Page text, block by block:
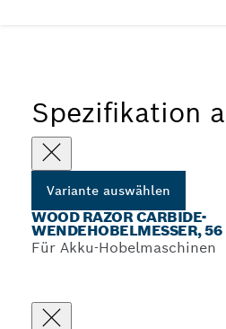
Spezifikation
Variante auswählen
WOOD RAZOR CARBIDE-
WENDEHOBELMESSER,
Für Akku-Hobelmaschinen